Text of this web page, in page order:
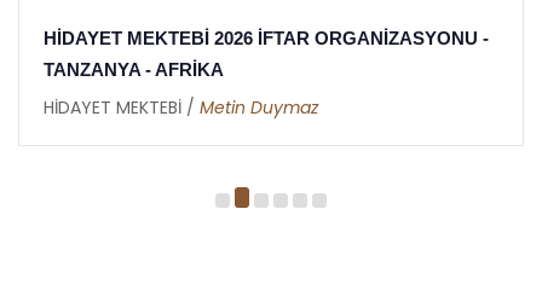
HİDAYET MEKTEBİ 2026 İFTAR ORGANİZASYONU -
TANZANYA - AFRİKA
HİDAYET MEKTEBİ / Metin Duymaz